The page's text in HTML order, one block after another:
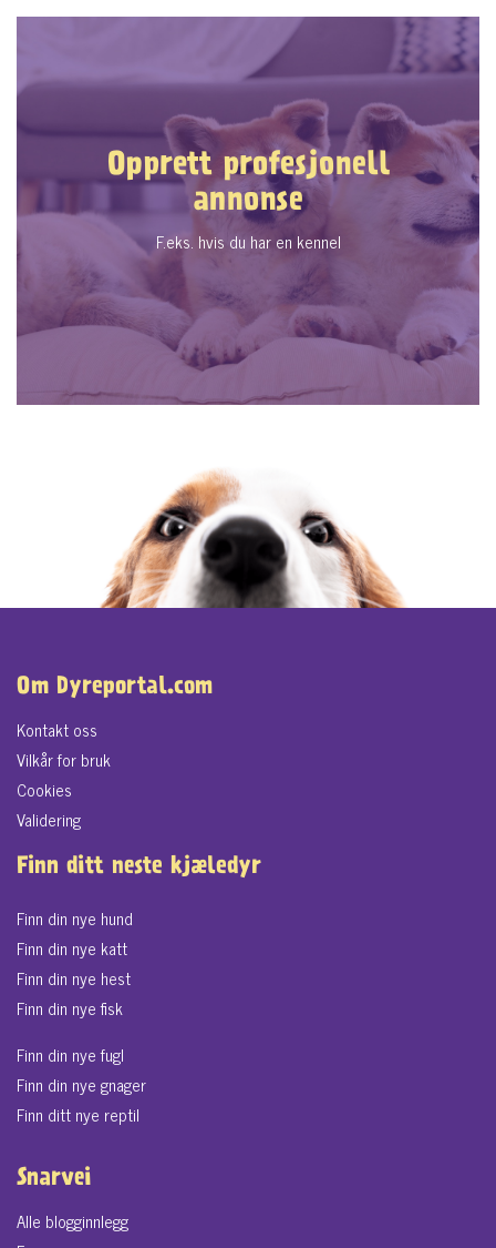
Opprett profesjonell
annonse
F.eks. hvis du har en kennel
Om Dyreportal.com
Kontakt oss
Vilkår for bruk
Cookies
Validering
Finn ditt neste kjæledyr
Finn din nye hund
Finn din nye katt
Finn din nye hest
Finn din nye fisk
Finn din nye fugl
Finn din nye gnager
Finn ditt nye reptil
Snarvei
Alle blogginnlegg